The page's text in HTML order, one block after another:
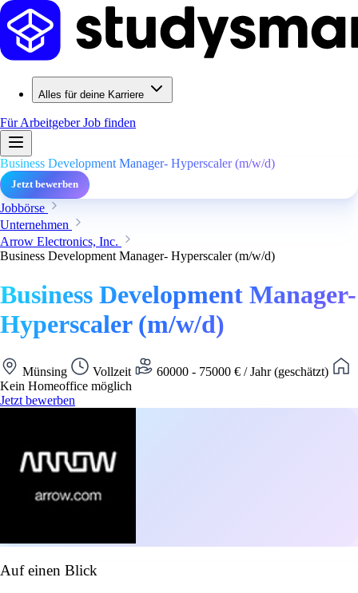
Alles für deine Karriere
Für ArbeitgeberJob finden
Business Development Manager- Hyperscaler (m/w/d)
Jetzt bewerben
Jobbörse
Unternehmen
Arrow Electronics, Inc.
Business Development Manager- Hyperscaler (m/w/d)
Business Development Manager-
Hyperscaler (m/w/d)
Münsing Vollzeit
60000 - 75000 € / Jahr (geschätzt)
Kein Homeoffice möglich
Jetzt bewerben
Auf einen Blick